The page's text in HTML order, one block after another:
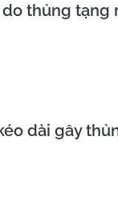
thủng tạng
dài gây